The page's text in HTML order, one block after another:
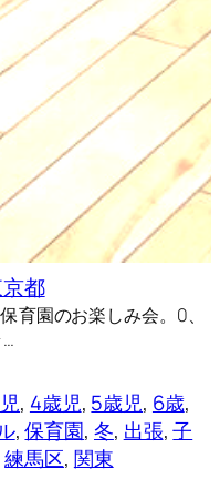
都
育園のお楽しみ会。0、
, 4歳児, 5歳児, 6歳
, 保育園, 冬, 出張, 子
練馬区, 関東